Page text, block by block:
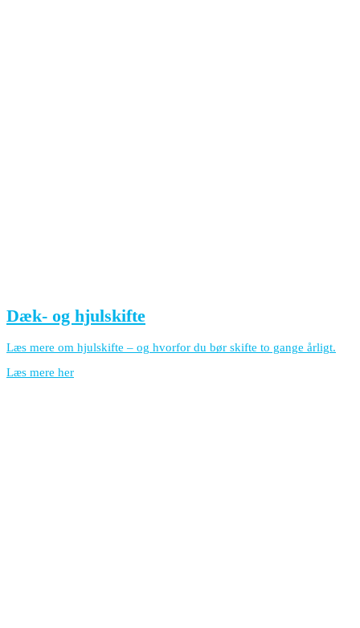
Dæk- og hjulskifte
Læs mere om hjulskifte – og hvorfor du bør skifte to gange årligt.
Læs mere her